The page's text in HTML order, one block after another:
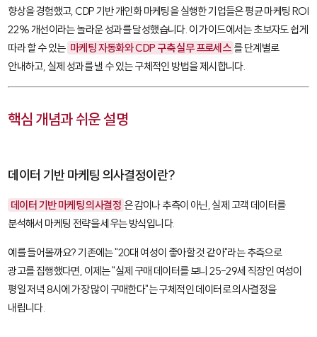
향상을 경험했고, CDP 기반 개인화 마케팅을 실행한 기업들은 평균 마케팅 ROI
22% 개선이라는 놀라운 성과를 달성했습니다. 이 가이드에서는 초보자도 쉽게
따라 할 수 있는 마케팅 자동화와 CDP 구축 실무 프로세스 를 단계별로
안내하고, 실제 성과를 낼 수 있는 구체적인 방법을 제시합니다.
핵심 개념과 쉬운 설명
데이터 기반 마케팅 의사결정이란?
데이터 기반 마케팅 의사결정 은 감이나 추측이 아닌, 실제 고객 데이터를
분석해서 마케팅 전략을 세우는 방식입니다.
예를 들어볼까요? 기존에는 "20대 여성이 좋아할 것 같아"라는 추측으로
광고를 집행했다면, 이제는 "실제 구매 데이터를 보니 25-29세 직장인 여성이
평일 저녁 8시에 가장 많이 구매한다"는 구체적인 데이터로 의사결정을
내립니다.